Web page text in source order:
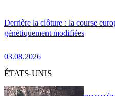
Derrière la clôture : la course
génétiquement modifiées
03.08.2026
ÉTATS-UNIS